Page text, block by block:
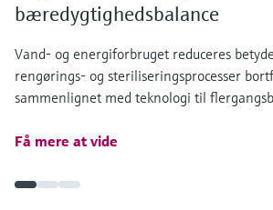
bæredygtighedsbalance
Vand- og energiforbruget reduceres
rengørings- og steriliseringsprocesser
sammenlignet med teknologi til
Få mere at vide